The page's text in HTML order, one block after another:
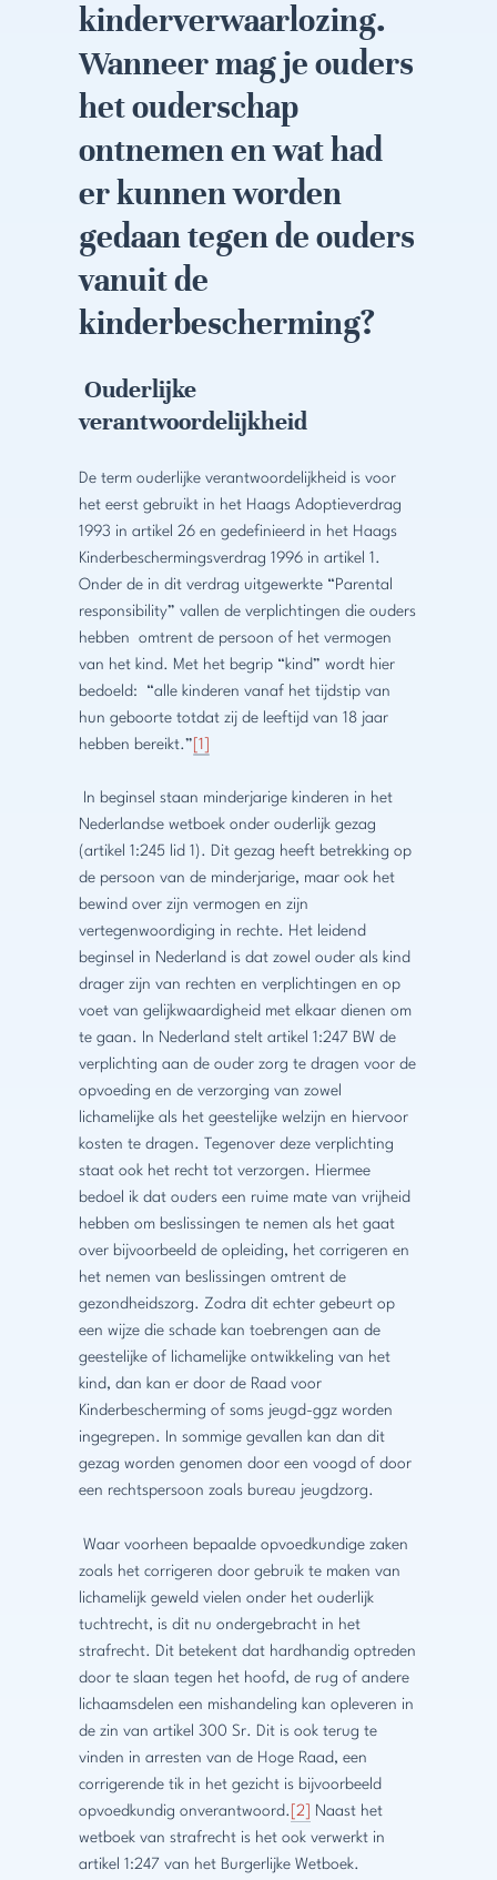
kinderverwaarlozing.
Wanneer mag je ouders
het ouderschap
ontnemen en wat had
er kunnen worden
gedaan tegen de ouders
vanuit de
kinderbescherming?
Ouderlijke
verantwoordelijkheid
De term ouderlijke verantwoordelijkheid is voor
het eerst gebruikt in het Haags Adoptieverdrag
1993 in artikel 26 en gedefinieerd in het Haags
Kinderbeschermingsverdrag 1996 in artikel 1.
Onder de in dit verdrag uitgewerkte “Parental
responsibility” vallen de verplichtingen die ouders
hebben omtrent de persoon of het vermogen
van het kind. Met het begrip “kind” wordt hier
bedoeld: “alle kinderen vanaf het tijdstip van
hun geboorte totdat zij de leeftijd van 18 jaar
hebben bereikt.” [1]
In beginsel staan minderjarige kinderen in het
Nederlandse wetboek onder ouderlijk gezag
(artikel 1:245 lid 1). Dit gezag heeft betrekking op
de persoon van de minderjarige, maar ook het
bewind over zijn vermogen en zijn
vertegenwoordiging in rechte. Het leidend
beginsel in Nederland is dat zowel ouder als kind
drager zijn van rechten en verplichtingen en op
voet van gelijkwaardigheid met elkaar dienen om
te gaan. In Nederland stelt artikel 1:247 BW de
verplichting aan de ouder zorg te dragen voor de
opvoeding en de verzorging van zowel
lichamelijke als het geestelijke welzijn en hiervoor
kosten te dragen. Tegenover deze verplichting
staat ook het recht tot verzorgen. Hiermee
bedoel ik dat ouders een ruime mate van vrijheid
hebben om beslissingen te nemen als het gaat
over bijvoorbeeld de opleiding, het corrigeren en
het nemen van beslissingen omtrent de
gezondheidszorg. Zodra dit echter gebeurt op
een wijze die schade kan toebrengen aan de
geestelijke of lichamelijke ontwikkeling van het
kind, dan kan er door de Raad voor
Kinderbescherming of soms jeugd-ggz worden
ingegrepen. In sommige gevallen kan dan dit
gezag worden genomen door een voogd of door
een rechtspersoon zoals bureau jeugdzorg.
Waar voorheen bepaalde opvoedkundige zaken
zoals het corrigeren door gebruik te maken van
lichamelijk geweld vielen onder het ouderlijk
tuchtrecht, is dit nu ondergebracht in het
strafrecht. Dit betekent dat hardhandig optreden
door te slaan tegen het hoofd, de rug of andere
lichaamsdelen een mishandeling kan opleveren in
de zin van artikel 300 Sr. Dit is ook terug te
vinden in arresten van de Hoge Raad, een
corrigerende tik in het gezicht is bijvoorbeeld
opvoedkundig onverantwoord. [2]
Naast het
wetboek van strafrecht is het ook verwerkt in
artikel 1:247 van het Burgerlijke Wetboek.